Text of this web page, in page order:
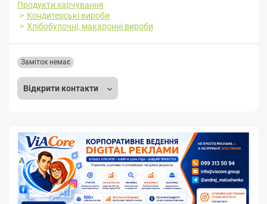
Продукти харчування
Кондитерські вироби
Хлібобулочні, макаронні вироби
Відкрити контакти
Заміток немає